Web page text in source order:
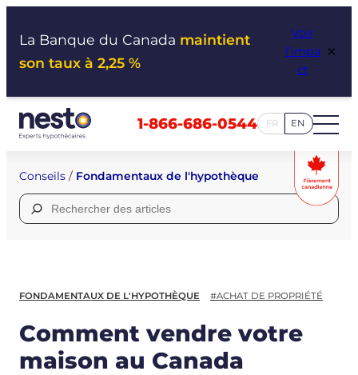
La Banque du Canada maintient
son taux à 2,25 %
Voir
l’impa
ct
×
1-866-686-0544 FR EN
Conseils / Fondamentaux de l'hypothèque
Rechercher :
FONDAMENTAUX DE L'HYPOTHÈQUE #ACHAT DE PROPRIÉTÉ
Comment vendre votre
maison au Canada